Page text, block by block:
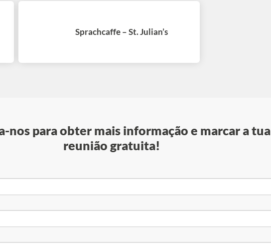
Sprachcaffe – St. Julian’s
nos para obter mais informação e marcar a tua
reunião gratuita!